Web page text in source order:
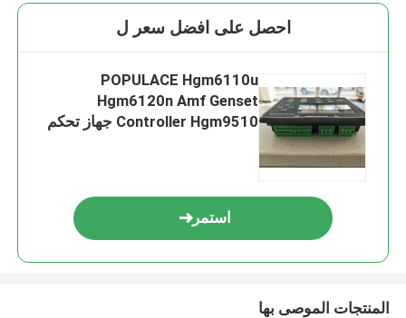
احصل على افضل سعر ل
POPULACE Hgm6110u
Hgm6120n Amf Genset
Controller Hgm9510 جهاز تحكم
استمر
المنتجات الموصى بها